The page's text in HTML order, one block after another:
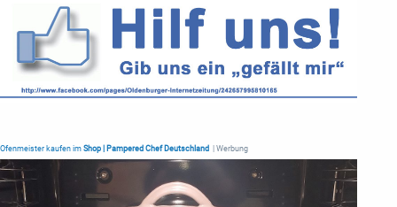
Ofenmeister kaufen im Shop | Pampered Chef Deutschland | Werbung